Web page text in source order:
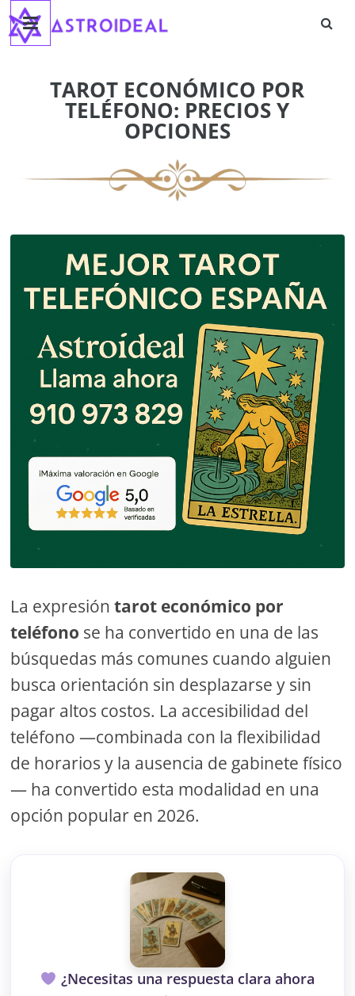
Saltar
contenido
Astroideal
TAROT ECONÓMICO POR
TELÉFONO: PRECIOS Y
OPCIONES
La expresióntarot económico por
teléfono se ha convertido en una de las
búsquedas más comunes cuando alguien
busca orientación sin desplazarse y sin
pagar altos costos. La accesibilidad del
teléfono —combinada con la flexibilidad
de horarios y la ausencia de gabinete físico
— ha convertido esta modalidad en una
opción popular en 2026.
¿Necesitas una respuesta clara ahora